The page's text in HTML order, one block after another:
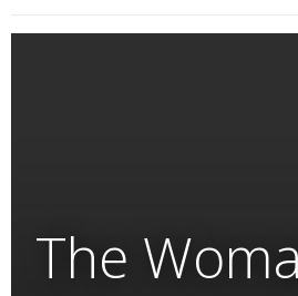
The